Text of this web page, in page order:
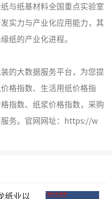
与纸基材料全国重点实验室
实力与产业化应用能力，其
纸的产业化进程。
的大数据服务平台，为您提
格指数、生活用纸价格指
指数、纸浆价格指数，采购
务。官网网址：https://w
纸业以